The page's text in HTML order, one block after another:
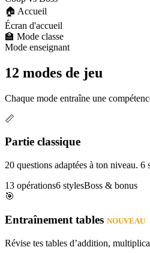
🏠 Accueil
Écran d'accueil
🏫 Mode classe
Mode enseignant
12 modes de jeu
Chaque mode entraîne une
📏
Partie classique
20 questions adaptées à ton niveau.
13 opérations6 stylesBoss & bonus
🎯
Entraînement tables NOUVEAU
Révise tes tables d’addition,